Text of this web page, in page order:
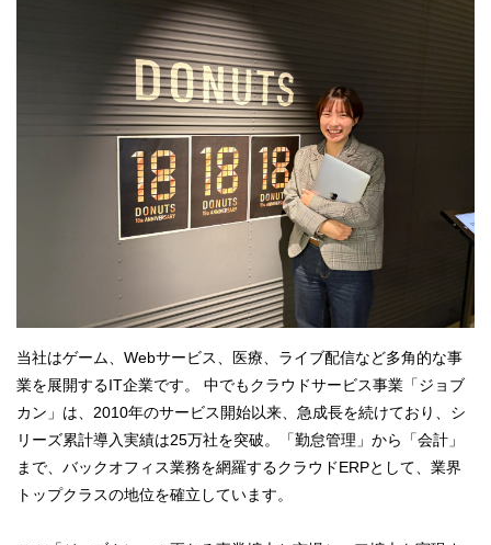
当社はゲーム、Webサービス、医療、ライブ配信など多角的な事
業を展開するIT企業です。 中でもクラウドサービス事業「ジョブ
カン」は、2010年のサービス開始以来、急成長を続けており、シ
リーズ累計導入実績は25万社を突破。「勤怠管理」から「会計」
まで、バックオフィス業務を網羅するクラウドERPとして、業界
トップクラスの地位を確立しています。